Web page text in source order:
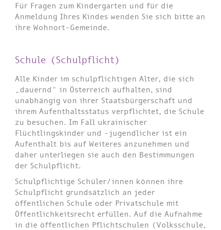
Für Fragen zum Kindergarten und für die
Anmeldung Ihres Kindes wenden Sie sich bitte an
ihre Wohnort-Gemeinde.
Schule (Schulpflicht)
Alle Kinder im schulpflichtigen Alter, die sich
„dauernd“ in Österreich aufhalten, sind
unabhängig von ihrer Staatsbürgerschaft und
ihrem Aufenthaltsstatus verpflichtet, die Schule
zu besuchen. Im Fall ukrainischer
Flüchtlingskinder und -jugendlicher ist ein
Aufenthalt bis auf Weiteres anzunehmen und
daher unterliegen sie auch den Bestimmungen
der Schulpflicht.
Schulpflichtige Schüler/innen können ihre
Schulpflicht grundsätzlich an jeder
öffentlichen Schule oder Privatschule mit
Öffentlichkeitsrecht erfüllen. Auf die Aufnahme
in die öffentlichen Pflichtschulen (Volksschule,